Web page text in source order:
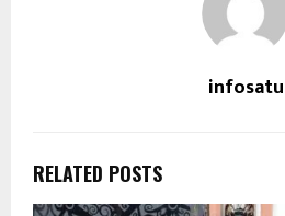
infosatu
RELATED POSTS